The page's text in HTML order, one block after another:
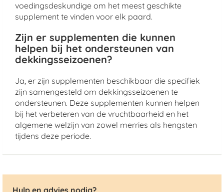
voedingsdeskundige om het meest geschikte
supplement te vinden voor elk paard.
Zijn er supplementen die kunnen
helpen bij het ondersteunen van
dekkingsseizoenen?
Ja, er zijn supplementen beschikbaar die specifiek
zijn samengesteld om dekkingsseizoenen te
ondersteunen. Deze supplementen kunnen helpen
bij het verbeteren van de vruchtbaarheid en het
algemene welzijn van zowel merries als hengsten
tijdens deze periode.
Hulp en advies nodig?